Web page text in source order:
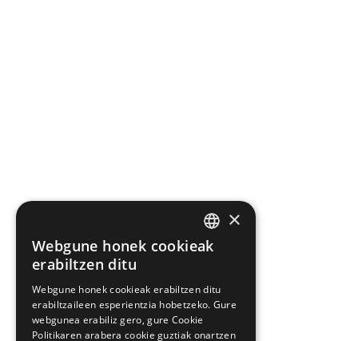
BASQUE
×
Webgune honek cookieak
erabiltzen ditu
Webgune honek cookieak erabiltzen ditu
erabiltzaileen esperientzia hobetzeko. Gure
webgunea erabiliz gero, gure Cookie
Politikaren arabera cookie guztiak onartzen